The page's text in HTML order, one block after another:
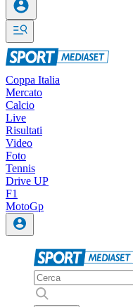
Coppa Italia
Mercato
Calcio
Live
Risultati
Video
Foto
Tennis
Drive UP
F1
MotoGp